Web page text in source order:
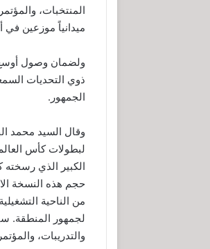
ميدانياً موزعين في
ذوي التحديات
الجمهور.
من الناحية
والتدريبات،